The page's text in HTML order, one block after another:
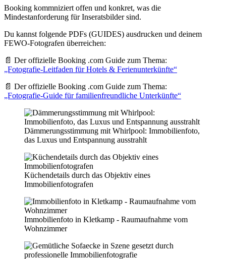
Booking kommniziert offen und konkret, was die
Mindestanforderung für Inseratsbilder sind.
Du kannst folgende PDFs (GUIDES) ausdrucken und deinem
FEWO-Fotografen überreichen:
📄 Der offizielle Booking .com Guide zum Thema:
„Fotografie-Leitfaden für Hotels & Ferienunterkünfte“
📄 Der offizielle Booking .com Guide zum Thema:
„Fotografie-Guide für familienfreundliche Unterkünfte“
Dämmerungsstimmung mit Whirlpool: Immobilienfoto,
das Luxus und Entspannung ausstrahlt
Küchendetails durch das Objektiv eines
Immobilienfotografen
Immobilienfoto in Kletkamp - Raumaufnahme vom
Wohnzimmer